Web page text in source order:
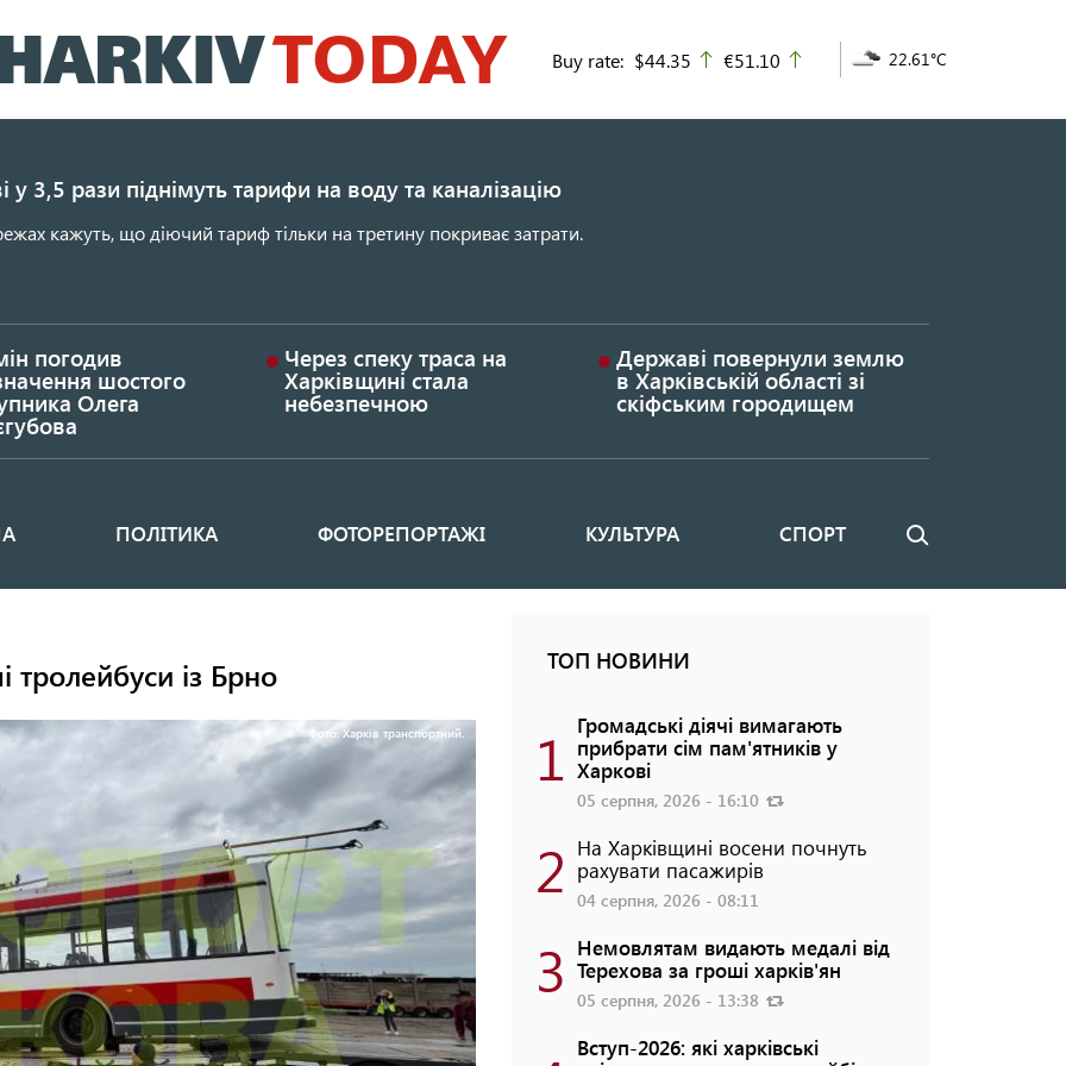
до
основного
Buy rate: $44.35 up
€51.10 22.61°C
у 3,5 рази піднімуть тарифи на воду та каналізацію
кажуть, що діючий тариф тільки на третину покриває затрати.
погодив
шостого
Олега
Через спеку траса на
Харківщині стала
небезпечною
Державі повернули землю
в Харківській області зі
скіфським городищем
ПОЛІТИКА ФОТОРЕПОРТАЖІ КУЛЬТУРА СПОРТ Пошук
із Брно
Фото: Харків транспортний.
ТОП НОВИНИ
1 Громадські діячі вимагають
прибрати сім пам'ятників у
Харкові
05 серпня, 2026 - 16:10
2 На Харківщині восени почнуть
рахувати пасажирів
04 серпня, 2026 - 08:11
3 Немовлятам видають медалі від
Терехова за гроші харків'ян
05 серпня, 2026 - 13:38
Вступ-2026: які харківські